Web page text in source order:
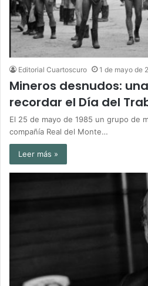
Editorial Cuartoscuro 1 de mayo de
Mineros desnudos:
recordar el Día del
El 25 de mayo de 1985 un grupo de
compañía Real del Monte…
Leer más »